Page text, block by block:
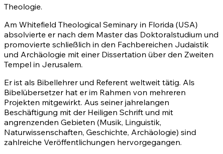
Theologie.
Am Whitefield Theological Seminary in Florida (USA)
absolvierte er nach dem Master das Doktoralstudium und
promovierte schließlich in den Fachbereichen Judaistik
und Archäologie mit einer Dissertation über den Zweiten
Tempel in Jerusalem.
Er ist als Bibellehrer und Referent weltweit tätig. Als
Bibelübersetzer hat er im Rahmen von mehreren
Projekten mitgewirkt. Aus seiner jahrelangen
Beschäftigung mit der Heiligen Schrift und mit
angrenzenden Gebieten (Musik, Linguistik,
Naturwissenschaften, Geschichte, Archäologie) sind
zahlreiche Veröffentlichungen hervorgegangen.